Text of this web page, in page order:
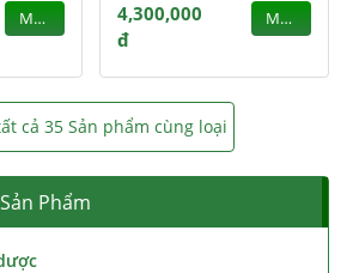
MUA
4,300,000
đ
MUA
cả 35 Sản phẩm cùng loại
Phẩm